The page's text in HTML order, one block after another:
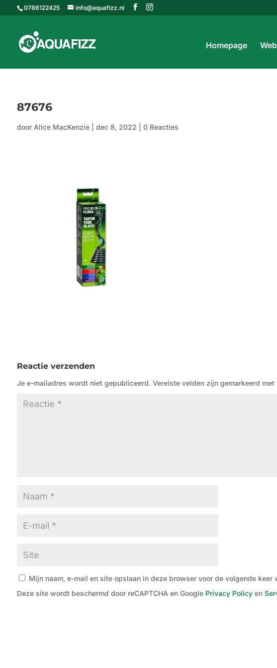
0786122425 info@aquafizz.nl
Homepage
87676
door Alice MacKenzie| dec 8, 2022 0 Reacties
Reactie verzenden
Je e-mailadres wordt niet gepubliceerd. Vereiste velden zijn gemarkeerd met
Mijn naam, e-mail en site opslaan in deze browser voor de volgende keer
Deze site wordt beschermd door reCAPTCHA en Google Privacy Policyen